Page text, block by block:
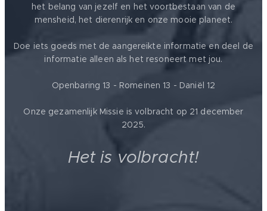
het belang van jezelf en het voortbestaan van de
mensheid, het dierenrijk en onze mooie planeet.
Doe iets goeds met de aangereikte informatie en deel de
informatie alleen als het resoneert met jou.
Openbaring 13 - Romeinen 13 - Daniël 12
Onze gezamenlijk Missie is volbracht op 21 december
2025.
Het is volbracht!